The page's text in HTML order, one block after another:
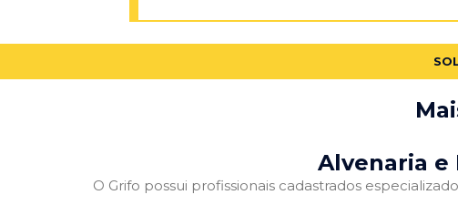
Alvenaria e
O Grifo possui profissionais cadastrados